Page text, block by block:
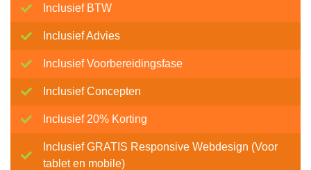
Inclusief BTW
Inclusief Advies
Inclusief Voorbereidingsfase
Inclusief Concepten
Inclusief 20% Korting
Inclusief GRATIS Responsive Webdesign (Voor
tablet en mobile)